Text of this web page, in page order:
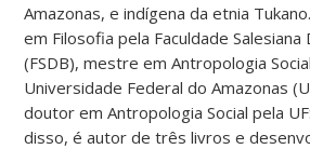
Amazonas, e indígena da etnia
em Filosofia pela Faculdade Salesiana
(FSDB), mestre em Antropologia
Universidade Federal do Amazonas
doutor em Antropologia Social pela
disso, é autor de três livros e